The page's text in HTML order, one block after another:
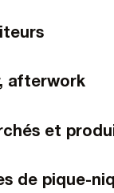
afterwork
et
de pique-